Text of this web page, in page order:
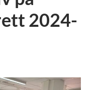
2024-